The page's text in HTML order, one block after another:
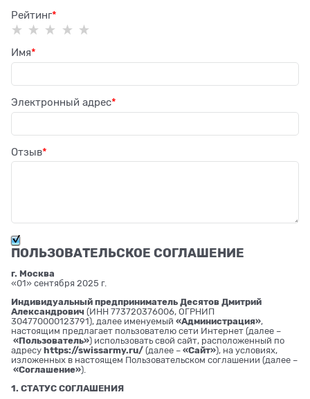
Рейтинг
Имя
Электронный адрес
Отзыв
ПОЛЬЗОВАТЕЛЬСКОЕ СОГЛАШЕНИЕ
г. Москва
«01» сентября 2025 г.
Индивидуальный предприниматель Десятов Дмитрий
Александрович (ИНН 773720376006, ОГРНИП
304770000123791), далее именуемый «Администрация»,
настоящим предлагает пользователю сети Интернет (далее –
«Пользователь») использовать свой сайт, расположенный по
адресу https://swissarmy.ru/ (далее – «Сайт»), на условиях,
изложенных в настоящем Пользовательском соглашении (далее –
«Соглашение»).
1. СТАТУС СОГЛАШЕНИЯ